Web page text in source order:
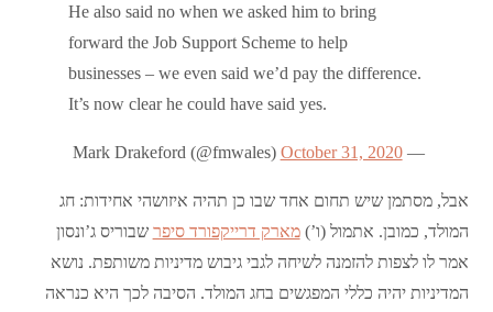
He also said no when we asked him to bring
forward the Job Support Scheme to help
businesses – we even said we’d pay the difference.
It’s now clear he could have said yes.
— Mark Drakeford (@fmwales)
October 31, 2020
אבל, מסתמן שיש תחום אחד שבו כן תהיה איזושהי אחידות: חג
המולד, כמובן. אתמול (ו’)מארק דרייקפורד סיפר שבוריס ג’ונסון
אמר לו לצפות להזמנה לשיחה לגבי גיבוש מדיניות משותפת. נושא
המדיניות יהיה כללי המפגשים בחג המולד. הסיבה לכך היא כנראה